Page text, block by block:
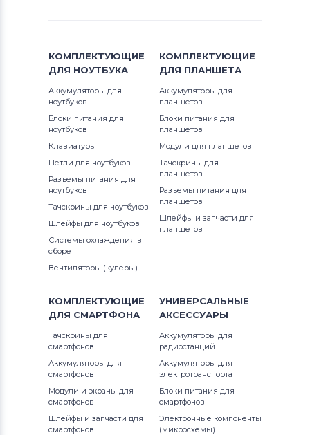
КОМПЛЕКТУЮЩИЕ
ДЛЯ НОУТБУКА
Аккумуляторы для
ноутбуков
Блоки питания для
ноутбуков
Клавиатуры
Петли для ноутбуков
Разъемы питания для
ноутбуков
Тачскрины для ноутбуков
Шлейфы для ноутбуков
Системы охлаждения в
сборе
Вентиляторы (кулеры)
КОМПЛЕКТУЮЩИЕ
ДЛЯ ПЛАНШЕТА
Аккумуляторы для
планшетов
Блоки питания для
планшетов
Модули для планшетов
Тачскрины для
планшетов
Разъемы питания для
планшетов
Шлейфы и запчасти для
планшетов
КОМПЛЕКТУЮЩИЕ
ДЛЯ СМАРТФОНА
Тачскрины для
смартфонов
Аккумуляторы для
смартфонов
Модули и экраны для
смартфонов
Шлейфы и запчасти для
смартфонов
УНИВЕРСАЛЬНЫЕ
АКСЕССУАРЫ
Аккумуляторы для
радиостанций
Аккумуляторы для
электротранспорта
Блоки питания для
смартфонов
Электронные компоненты
(микросхемы)